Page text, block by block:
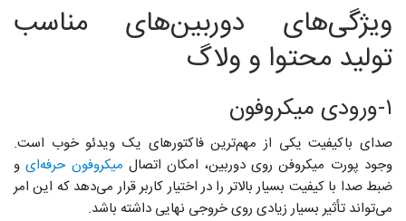
ویژگی‌های دوربین‌های مناسب
تولید محتوا و ولاگ
۱-ورودی میکروفون
صدای باکیفیت یکی از مهم‌ترین فاکتورهای یک ویدئو خوب است.
وجود پورت میکروفن روی دوربین، امکان اتصال میکروفون‌ حرفه‌ایو
ضبط صدا با کیفیت بسیار بالاتر را در اختیار کاربر قرار می‌دهد که این امر
می‌تواند تأثیر بسیار زیادی روی خروجی نهایی داشته باشد.